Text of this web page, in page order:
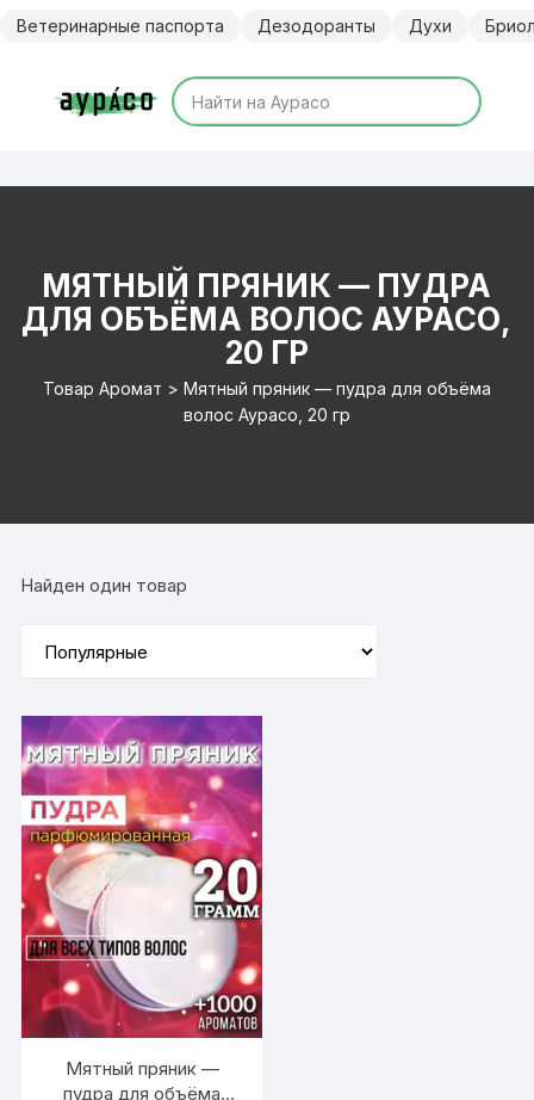
Ветеринарные паспорта Дезодоранты Духи
МЯТНЫЙ ПРЯНИК — ПУДРА
ДЛЯ ОБЪЁМА ВОЛОС АУРАСО,
20 ГР
Товар Аромат > Мятный пряник — пудра для объёма
волос Аурасо, 20 гр
Найден один товар
Мятный пряник —
пудра для объёма